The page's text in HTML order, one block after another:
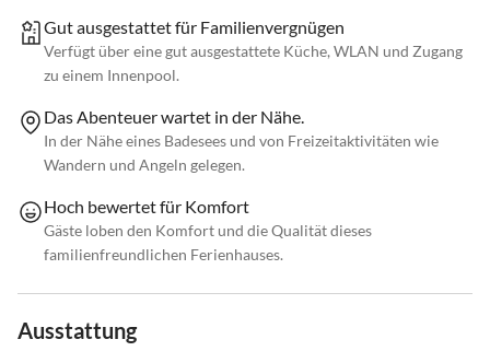
Gut ausgestattet für Familienvergnügen
Verfügt über eine gut ausgestattete Küche, WLAN und Zugang
zu einem Innenpool.
Das Abenteuer wartet in der Nähe.
In der Nähe eines Badesees und von Freizeitaktivitäten wie
Wandern und Angeln gelegen.
Hoch bewertet für Komfort
Gäste loben den Komfort und die Qualität dieses
familienfreundlichen Ferienhauses.
Ausstattung